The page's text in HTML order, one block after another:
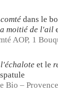
comtédans le
moitié de l'ail
AOP, 1
l'échaloteet le
Bio –